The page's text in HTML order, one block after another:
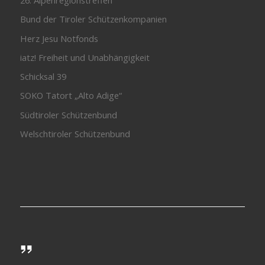
Bund der Tiroler Schützenkompanien
Herz Jesu Notfonds
iatz! Freiheit und Unabhängigkeit
Schicksal 39
SOKO Tatort „Alto Adige“
Südtiroler Schützenbund
Welschtiroler Schützenbund